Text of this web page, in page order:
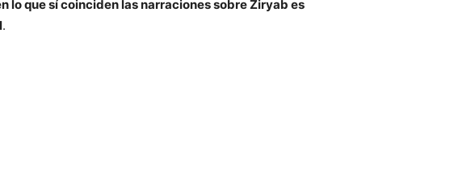
lo que sí coinciden las narraciones sobre Ziryab es
.